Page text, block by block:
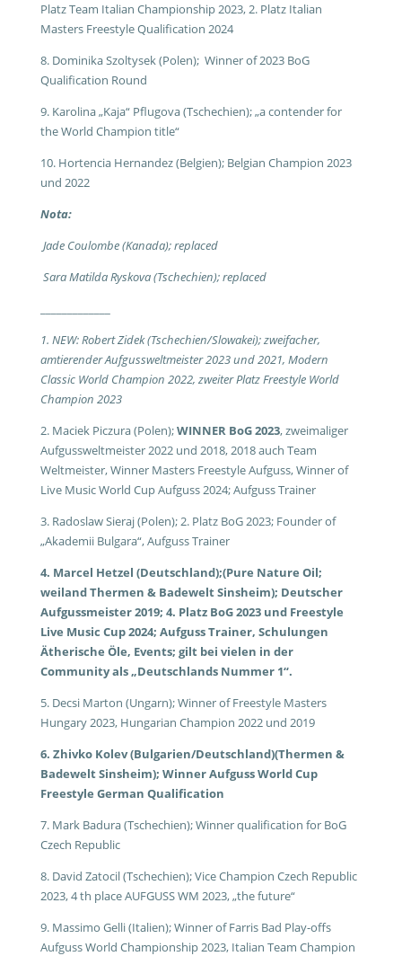
Platz Team Italian Championship 2023, 2. Platz Italian
Masters Freestyle Qualification 2024
8. Dominika Szoltysek (Polen); Winner of 2023 BoG
Qualification Round
9. Karolina „Kaja“ Pflugova (Tschechien); „a contender for
the World Champion title“
10. Hortencia Hernandez (Belgien); Belgian Champion 2023
und 2022
Nota:
Jade Coulombe (Kanada); replaced
Sara Matilda Ryskova (Tschechien); replaced
1. NEW: Robert Zidek (Tschechien/Slowakei); zweifacher,
amtierender Aufgussweltmeister 2023 und 2021, Modern
Classic World Champion 2022, zweiter Platz Freestyle World
Champion 2023
2. Maciek Piczura (Polen);WINNER BoG 2023, zweimaliger
Aufgussweltmeister 2022 und 2018, 2018 auch Team
Weltmeister, Winner Masters Freestyle Aufguss, Winner of
Live Music World Cup Aufguss 2024; Aufguss Trainer
3. Radoslaw Sieraj (Polen); 2. Platz BoG 2023; Founder of
„Akademii Bulgara“, Aufguss Trainer
4. Marcel Hetzel (Deutschland);(Pure Nature Oil;
weiland Thermen & Badewelt Sinsheim); Deutscher
Aufgussmeister 2019; 4. Platz BoG 2023 und Freestyle
Live Music Cup 2024; Aufguss Trainer, Schulungen
Ätherische Öle, Events; gilt bei vielen in der
Community als „Deutschlands Nummer 1“.
5. Decsi Marton (Ungarn); Winner of Freestyle Masters
Hungary 2023, Hungarian Champion 2022 und 2019
6. Zhivko Kolev (Bulgarien/Deutschland)(Thermen &
Badewelt Sinsheim); Winner Aufguss World Cup
Freestyle German Qualification
7. Mark Badura (Tschechien); Winner qualification for BoG
Czech Republic
8. David Zatocil (Tschechien); Vice Champion Czech Republic
2023, 4 th place AUFGUSS WM 2023, „the future“
9. Massimo Gelli (Italien); Winner of Farris Bad Play-offs
Aufguss World Championship 2023, Italian Team Champion